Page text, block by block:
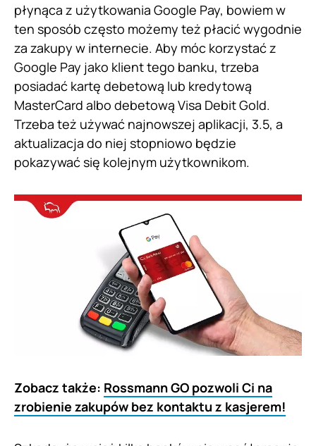
płynąca z użytkowania Google Pay, bowiem w
ten sposób często możemy też płacić wygodnie
za zakupy w internecie. Aby móc korzystać z
Google Pay jako klient tego banku, trzeba
posiadać kartę debetową lub kredytową
MasterCard albo debetową Visa Debit Gold.
Trzeba też używać najnowszej aplikacji, 3.5, a
aktualizacja do niej stopniowo będzie
pokazywać się kolejnym użytkownikom.
Zobacz także: Rossmann GO pozwoli Ci na
zrobienie zakupów bez kontaktu z kasjerem!